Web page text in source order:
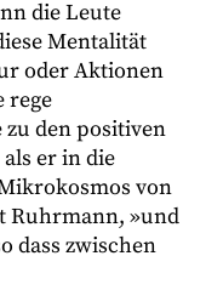
die Leute
Mentalität
oder Aktionen
rege
zu den positiven
er in die
von
Ruhrmann, »und
dass zwischen